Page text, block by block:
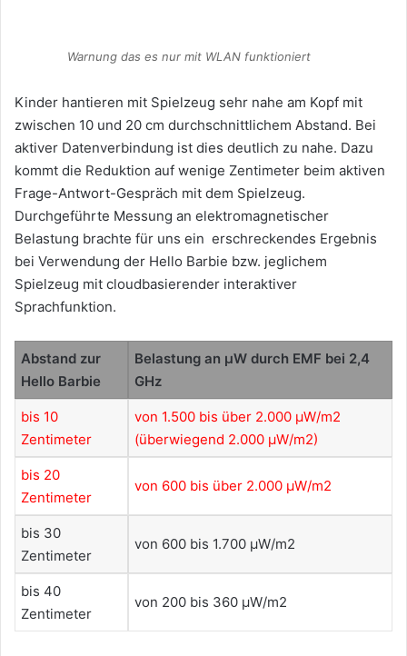
Warnung das es nur mit WLAN funktioniert
Kinder hantieren mit Spielzeug sehr nahe am Kopf mit
zwischen 10 und 20 cm durchschnittlichem Abstand. Bei
aktiver Datenverbindung ist dies deutlich zu nahe. Dazu
kommt die Reduktion auf wenige Zentimeter beim aktiven
Frage-Antwort-Gespräch mit dem Spielzeug.
Durchgeführte Messung an elektromagnetischer
Belastung brachte für uns ein erschreckendes Ergebnis
bei Verwendung der Hello Barbie bzw. jeglichem
Spielzeug mit cloudbasierender interaktiver
Sprachfunktion.
Abstand zur
Hello Barbie
Belastung an µW durch EMF bei 2,4
GHz
bis 10
Zentimeter
von 1.500 bis über 2.000 µW/m2
(überwiegend 2.000 µW/m2)
bis 20
Zentimeter
von 600 bis über 2.000 µW/m2
bis 30
Zentimeter
von 600 bis 1.700 µW/m2
bis 40
Zentimeter
von 200 bis 360 µW/m2